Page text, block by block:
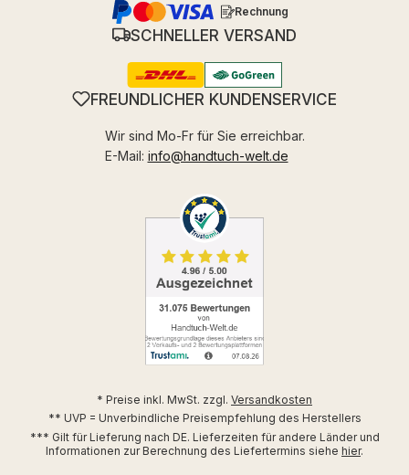
Rechnung
SCHNELLER VERSAND
FREUNDLICHER KUNDENSERVICE
Wir sind Mo-Fr für Sie erreichbar.
E-Mail: info@handtuch-welt.de
* Preise inkl. MwSt. zzgl. Versandkosten
** UVP = Unverbindliche Preisempfehlung des Herstellers
*** Gilt für Lieferung nach DE. Lieferzeiten für andere Länder und
Informationen zur Berechnung des Liefertermins siehe hier.